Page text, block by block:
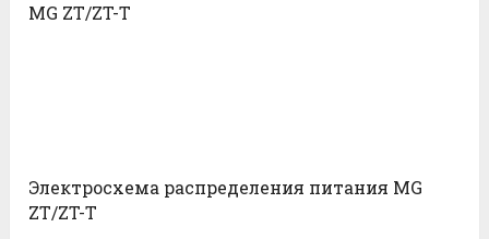
MG ZT/ZT-T
Электросхема распределения питания MG
ZT/ZT-T